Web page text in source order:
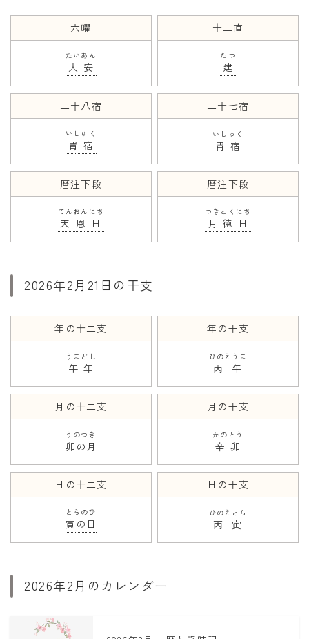
紋切り遊び
六曜
大安
たいあん
十二直
建
たつ
二十八宿
胃宿
いしゅく
二十七宿
胃宿
いしゅく
暦注下段
天恩日
てんおんにち
暦注下段
月徳日
つきとくにち
2026年2月21日の干支
年の十二支
午年
うまどし
年の干支
丙午
ひのえうま
月の十二支
卯の月
うのつき
月の干支
辛卯
かのとう
日の十二支
寅の日
とらのひ
日の干支
丙寅
ひのえとら
2026年2月のカレンダー